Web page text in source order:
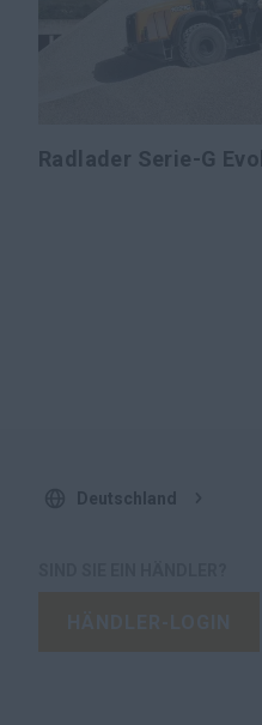
Radlader Serie-G
Deutschland